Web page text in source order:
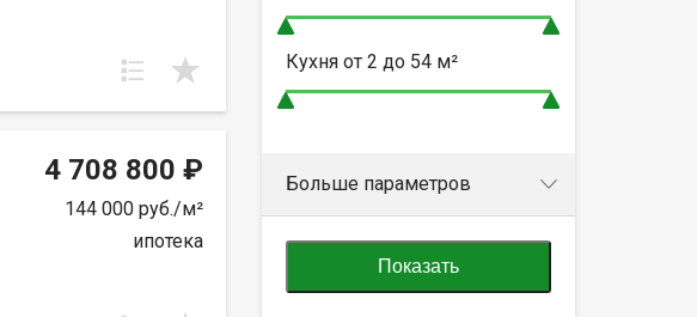
4 708 800 ₽
144 000 руб./м²
ипотека
Кухня от 2 до 54м²
Больше параметров
Показать